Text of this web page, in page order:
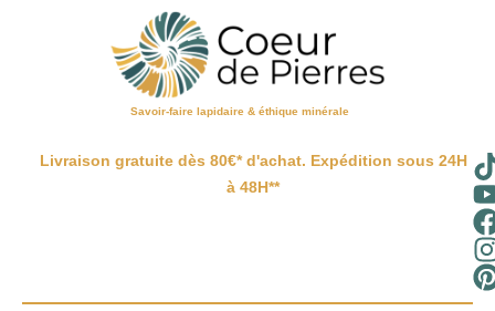
Savoir-faire lapidaire & éthique minérale
Livraison gratuite dès 80€* d'achat. Expédition sous 24H
à 48H**